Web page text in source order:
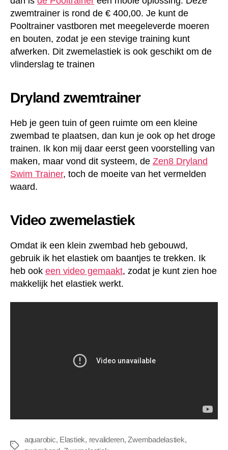
zwemtrainer is rond de € 400,00. Je kunt de
Pooltrainer vastboren met meegeleverde moeren
en bouten, zodat je een stevige training kunt
afwerken. Dit zwemelastiek is ook geschikt om de
vlinderslag te trainen
Dryland zwemtrainer
Heb je geen tuin of geen ruimte om een kleine
zwembad te plaatsen, dan kun je ook op het droge
trainen. Ik kon mij daar eerst geen voorstelling van
maken, maar vond dit systeem, de Zen8 Dryland
Swim Trainer, toch de moeite van het vermelden
waard.
Video zwemelastiek
Omdat ik een klein zwembad heb gebouwd,
gebruik ik het elastiek om baantjes te trekken. Ik
heb ook een video gemaakt, zodat je kunt zien hoe
makkelijk het elastiek werkt.
Tags
aquarobic, Elastiek, revalideren,Zwembadelastiek,